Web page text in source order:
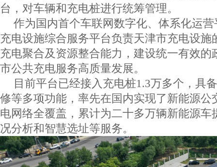
台，对车辆和充电桩进行统筹管理。
作为国内首个车联网数字化、体系化运
充电设施综合服务平台负责天津市充电设施
充电聚合及资源整合能力，建设统一有效的
市公共充电服务高质量发展。
目前平台已经接入充电桩1.3万多个，具
修等多项功能，率先在国内实现了新能源公
电网络全覆盖，累计为二十多万辆新能源车
况分析和智慧选址等服务。